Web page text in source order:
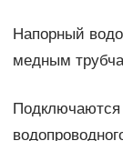
Напорный
медным
Подключаются